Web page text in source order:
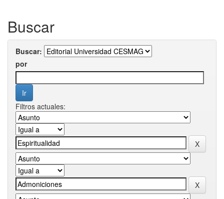
Buscar
Buscar:
por
Filtros actuales: